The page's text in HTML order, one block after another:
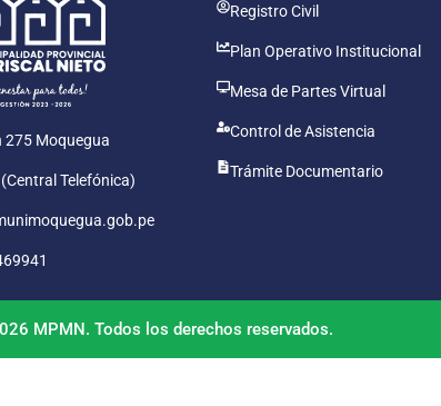
275 Moquegua
Telefónica)
Registro Civil
Plan Operativo Institucional
Mesa de Partes Virtual
Control de Asistencia
Trámite Documentario
MPMN. Todos los derechos reservados.